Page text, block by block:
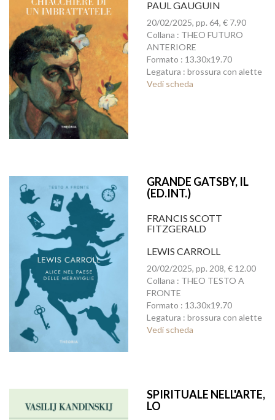
PAUL GAUGUIN
20/02/2025, pp. 64, € 7.90
Collana : THEO FUTURO
ANTERIORE
Formato : 13.30x19.70
Legatura : brossura con alette
Vedi scheda
GRANDE GATSBY, IL
(ED.INT.)
FRANCIS SCOTT
FITZGERALD
LEWIS CARROLL
20/02/2025, pp. 208, € 12.00
Collana : THEO TESTO A
FRONTE
Formato : 13.30x19.70
Legatura : brossura con alette
Vedi scheda
SPIRITUALE NELL'ARTE,
LO